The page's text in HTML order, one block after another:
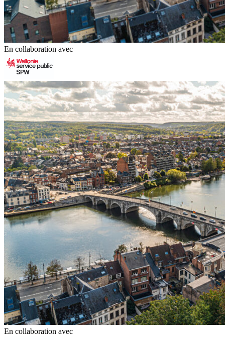
En collaboration avec
En collaboration avec